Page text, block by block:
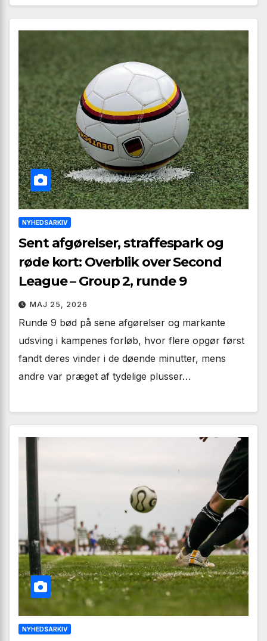
NYHEDSARKIV
Sent afgørelser, straffespark og
røde kort: Overblik over Second
League – Group 2, runde 9
MAJ 25, 2026
Runde 9 bød på sene afgørelser og markante
udsving i kampenes forløb, hvor flere opgør først
fandt deres vinder i de døende minutter, mens
andre var præget af tydelige plusser…
NYHEDSARKIV